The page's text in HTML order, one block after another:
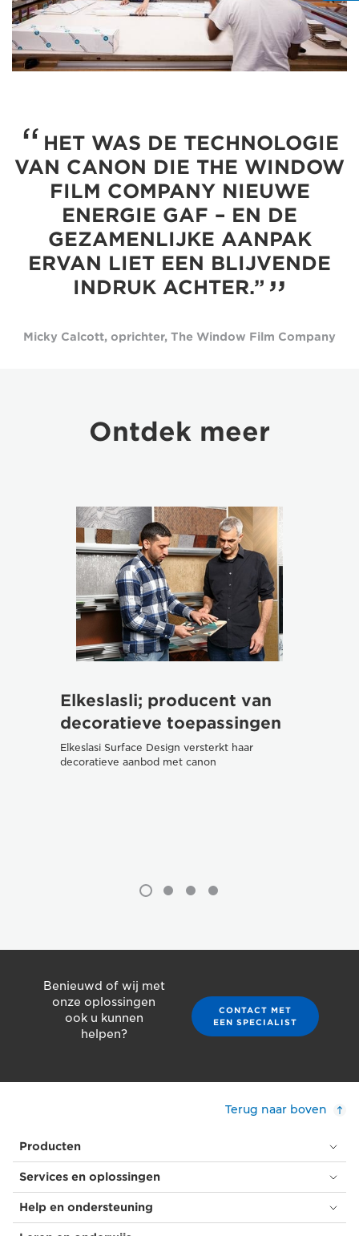
HET WAS DE TECHNOLOGIE
VAN CANON DIE THE WINDOW
FILM COMPANY NIEUWE
ENERGIE GAF – EN DE
GEZAMENLIJKE AANPAK
ERVAN LIET EEN BLIJVENDE
INDRUK ACHTER.”
Micky Calcott, oprichter, The Window Film Company
Ontdek meer
Elkeslasli; producent van
decoratieve toepassingen
Elkeslasi Surface Design versterkt haar
decoratieve aanbod met canon
Benieuwd of wij met
onze oplossingen
ook u kunnen
helpen?
CONTACT MET
EEN SPECIALIST
Terug naar boven
Producten
Services en oplossingen
Help en ondersteuning